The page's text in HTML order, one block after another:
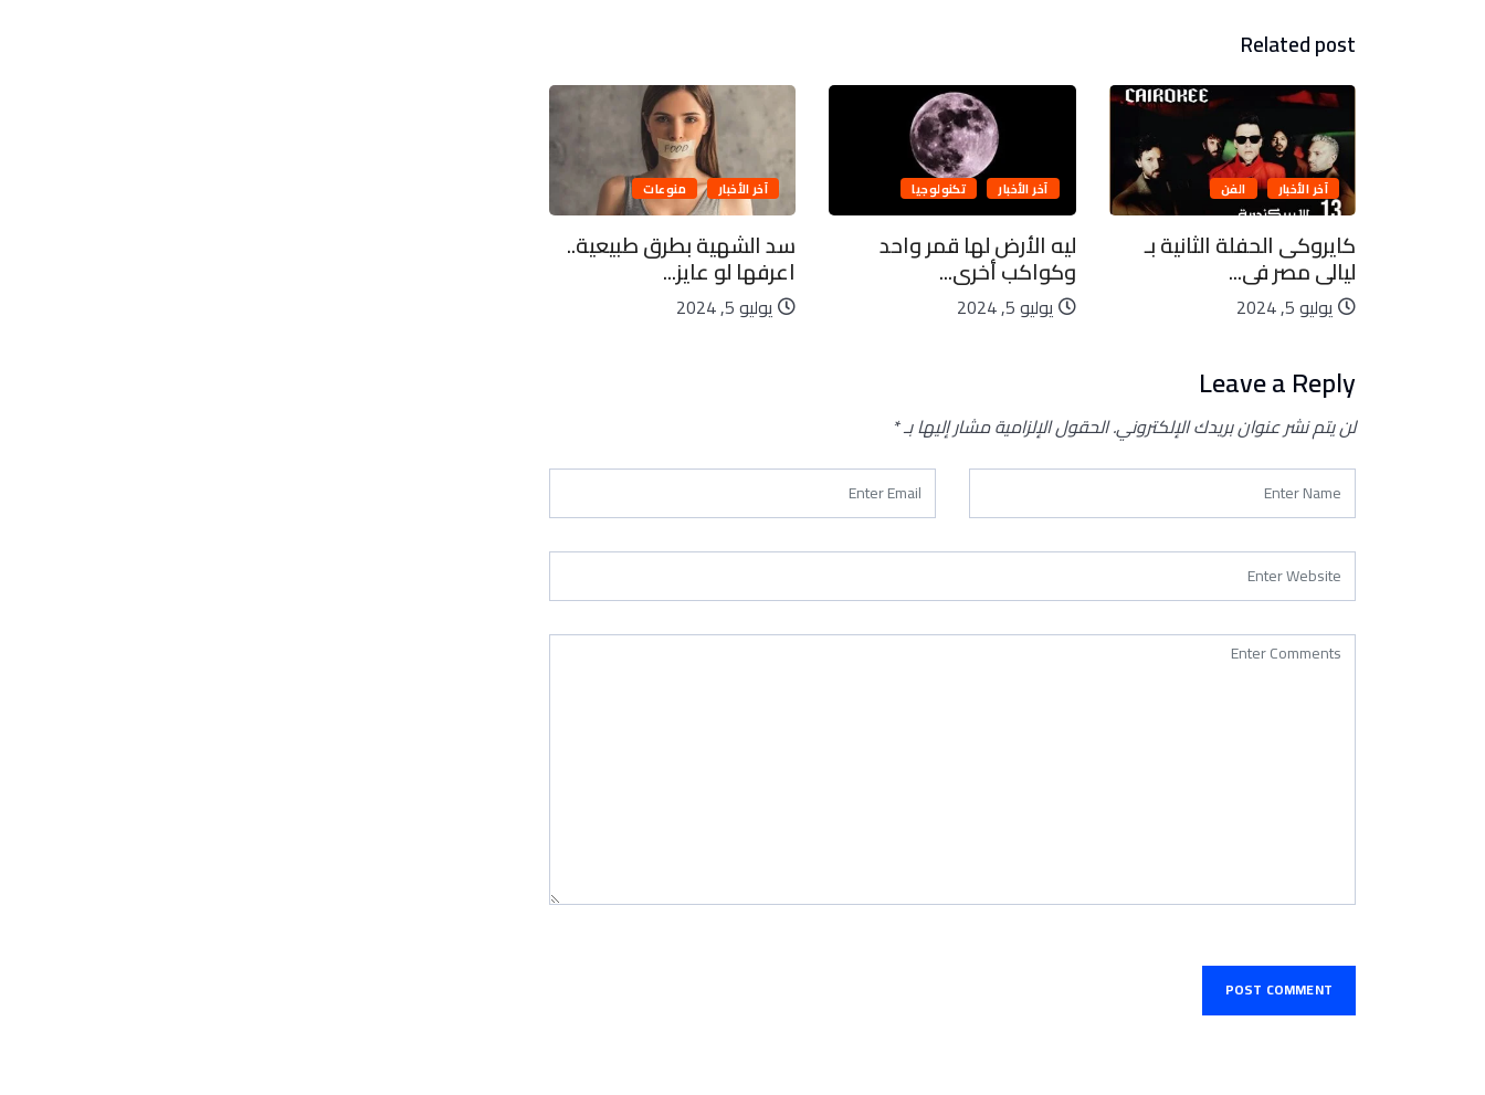
Related post
آخر الأخبار الفن
كايروكى الحفلة الثانية بـ
ليالى مصر فى...
يوليو 5, 2024
آخر الأخبار تكنولوجيا
ليه الأرض لها قمر واحد
وكواكب أخرى...
يوليو 5, 2024
آخر الأخبار منوعات
سد الشهية بطرق طبيعية..
اعرفها لو عايز...
يوليو 5, 2024
Leave a Reply
لن يتم نشر عنوان بريدك الإلكتروني.الحقول الإلزامية مشار إليها بـ*